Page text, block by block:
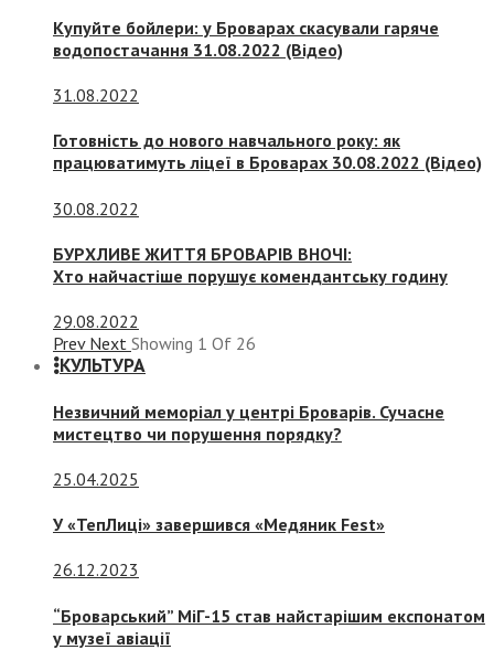
Купуйте бойлери: у Броварах скасували гаряче
водопостачання 31.08.2022 (Відео)
31.08.2022
Готовність до нового навчального року: як
працюватимуть ліцеї в Броварах 30.08.2022 (Відео)
30.08.2022
БУРХЛИВЕ ЖИТТЯ БРОВАРІВ ВНОЧІ:
Хто найчастіше порушує комендантську годину
29.08.2022
Prev Next Showing 1 Of 26
КУЛЬТУРА
Незвичний меморіал у центрі Броварів. Сучасне
мистецтво чи порушення порядку?
25.04.2025
У «ТепЛиці» завершився «Медяник Fest»
26.12.2023
“Броварський” МіГ-15 став найстарішим експонатом
у музеї авіації